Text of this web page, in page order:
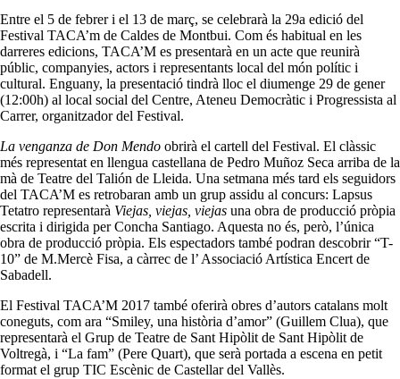
Entre el 5 de febrer i el 13 de març, se celebrarà la 29a edició del
Festival TACA’m de Caldes de Montbui. Com és habitual en les
darreres edicions, TACA’M es presentarà en un acte que reunirà
públic, companyies, actors i representants local del món polític i
cultural. Enguany, la presentació tindrà lloc el diumenge 29 de gener
(12:00h) al local social del Centre, Ateneu Democràtic i Progressista al
Carrer, organitzador del Festival.
La venganza de Don Mendo obrirà el cartell del Festival. El clàssic
més representat en llengua castellana de Pedro Muñoz Seca arriba de la
mà de Teatre del Talión de Lleida. Una setmana més tard els seguidors
del TACA’M es retrobaran amb un grup assidu al concurs: Lapsus
Tetatro representarà Viejas, viejas, viejas una obra de producció pròpia
escrita i dirigida per Concha Santiago. Aquesta no és, però, l’única
obra de producció pròpia. Els espectadors també podran descobrir “T-
10” de M.Mercè Fisa, a càrrec de l’ Associació Artística Encert de
Sabadell.
El Festival TACA’M 2017 també oferirà obres d’autors catalans molt
coneguts, com ara “Smiley, una història d’amor” (Guillem Clua), que
representarà el Grup de Teatre de Sant Hipòlit de Sant Hipòlit de
Voltregà, i “La fam” (Pere Quart), que serà portada a escena en petit
format el grup TIC Escènic de Castellar del Vallès.